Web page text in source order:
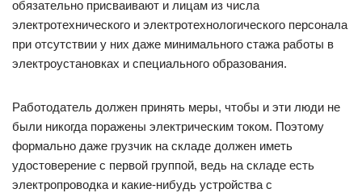
обязательно присваивают и лицам из числа
электротехнического и электротехнологического персонала
при отсутствии у них даже минимального стажа работы в
электроустановках и специального образования.
Работодатель должен принять меры, чтобы и эти люди не
были никогда поражены электрическим током. Поэтому
формально даже грузчик на складе должен иметь
удостоверение с первой группой, ведь на складе есть
электропроводка и какие-нибудь устройства с